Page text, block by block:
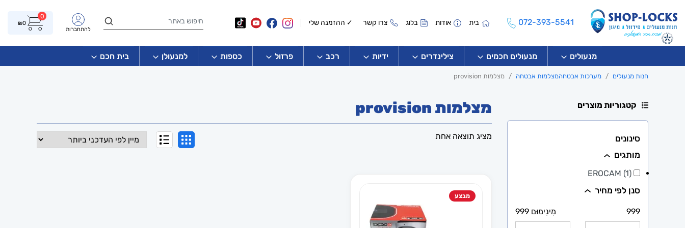
072-393-5541 בית אודות בלוג צרו קשר ✓ ההזמנה שלי
להתחברות
0
₪0
מנעולים מנעולים חכמים צילינדרים ידיות רכב פרזול כספות למנעולן בית חכם
חנות מנעולים מערכות אבטחהמצלמות אבטחה מצלמות provision
קטגוריות מוצרים
סינונים
מותגים
סנן לפי מחיר
מִינִימוּם 999
999
מצלמות provision
מציג תוצאה אחת
מבצע